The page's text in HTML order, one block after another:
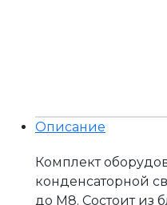
Описание
Комплект
конденсаторной
до М8. Состоит из